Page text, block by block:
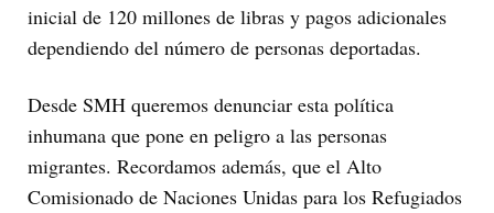
inicial de 120 millones de libras y pagos adicionales
dependiendo del número de personas deportadas.
Desde SMH queremos denunciar esta política
inhumana que pone en peligro a las personas
migrantes. Recordamos además, que el Alto
Comisionado de Naciones Unidas para los Refugiados